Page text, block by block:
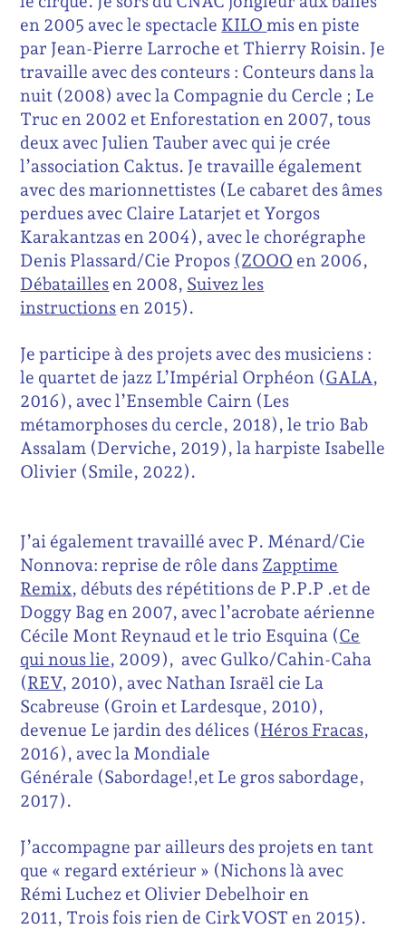
en 2005 avec le spectacle KILOmis en piste
par Jean-Pierre Larroche et Thierry Roisin. Je
travaille avec des conteurs : Conteurs dans la
nuit (2008) avec la Compagnie du Cercle ; Le
Truc en 2002 et Enforestation en 2007, tous
deux avec Julien Tauber avec qui je crée
l’association Caktus. Je travaille également
avec des marionnettistes (Le cabaret des âmes
perdues avec Claire Latarjet et Yorgos
Karakantzas en 2004), avec le chorégraphe
Denis Plassard/Cie Propos (ZOOO en 2006,
Débatailles en 2008, Suivez les
instructions en 2015).
Je participe à des projets avec des musiciens :
le quartet de jazz L’Impérial Orphéon (GALA,
2016), avec l’Ensemble Cairn (Les
métamorphoses du cercle, 2018), le trio Bab
Assalam (Derviche, 2019), la harpiste Isabelle
Olivier (Smile, 2022).
J’ai également travaillé avec P. Ménard/Cie
Nonnova: reprise de rôle dans Zapptime
Remix, débuts des répétitions de P.P.P .et de
Doggy Bag en 2007, avec l’acrobate aérienne
Cécile Mont Reynaud et le trio Esquina (Ce
qui nous lie, 2009), avec Gulko/Cahin-Caha
(REV, 2010), avec Nathan Israël cie La
Scabreuse (Groin et Lardesque, 2010),
devenue Le jardin des délices (Héros Fracas,
2016), avec la Mondiale
Générale (Sabordage!,et Le gros sabordage,
2017).
J’accompagne par ailleurs des projets en tant
que « regard extérieur » (Nichons là avec
Rémi Luchez et Olivier Debelhoir en
2011, Trois fois rien de CirkVOST en 2015).